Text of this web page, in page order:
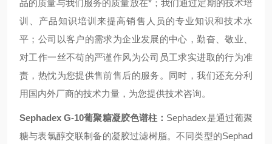
品的质量与我们服务的质量放在*；我们通过定期的技术培
训、产品知识培训来提高销售人员的专业知识和技术水
平；公司以客户的需求为企业发展的中心，勤奋、敬业、
对工作一丝不苟的严谨作风为公司员工求实进取的行为准
责，热忱为您提供售前售后的服务。同时，我们还充分利
用国内外厂商的技术力量，为您提供技术咨询。
Sephadex G-10葡聚糖凝胶色谱柱： Sephadex是通过葡聚
糖与表氯醇交联制备的凝胶过滤树脂。不同类型的Sephad